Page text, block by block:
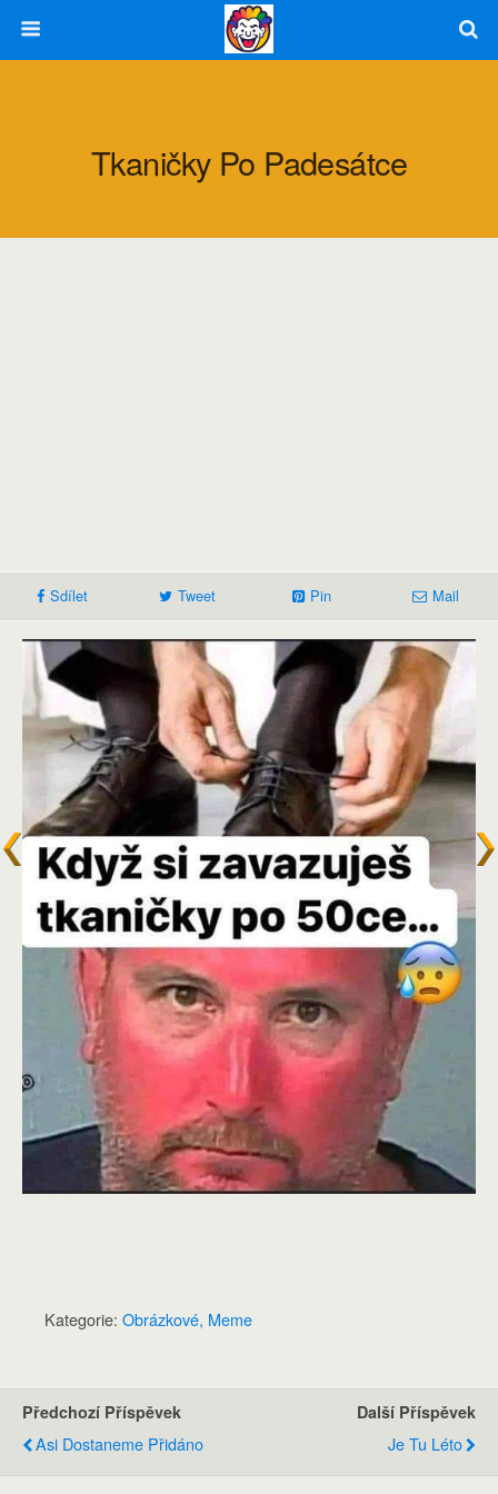
Tkaničky Po Padesátce
Sdílet Tweet Pin Mail
Kategorie: Obrázkové, Meme
Předchozí Příspěvek
Asi Dostaneme Přidáno
Další Příspěvek
Je Tu Léto